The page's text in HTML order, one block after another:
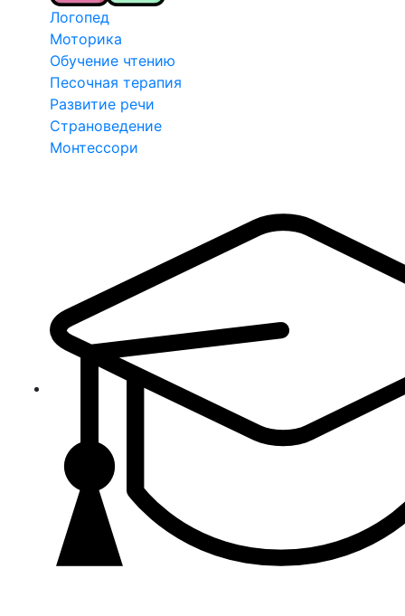
Логопед
Моторика
Обучение чтению
Песочная терапия
Развитие речи
Страноведение
Монтессори